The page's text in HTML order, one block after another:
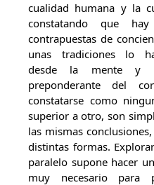
cualidad humana y la
constatando que
contrapuestas de
unas tradiciones lo
desde la mente y
preponderante del
constatarse como
superior a otro, son
las mismas
distintas formas.
paralelo supone hacer
muy necesario para